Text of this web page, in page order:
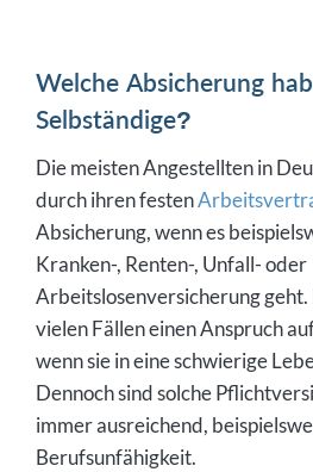
Welche Absicherung
Selbständige?
Die meisten Angestellten in
durch ihren festen
Absicherung, wenn es
Kranken-, Renten-, Unfall- oder
Arbeitslosenversicherung geht.
vielen Fällen einen Anspruch
wenn sie in eine schwierige
Dennoch sind solche
immer ausreichend,
Berufsunfähigkeit.